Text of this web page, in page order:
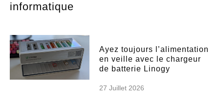
informatique
Ayez toujours l’alimentation
en veille avec le chargeur
de batterie Linogy
27 Juillet 2026